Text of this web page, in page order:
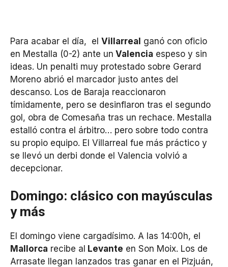
Para acabar el día, el Villarreal ganó con oficio
en Mestalla (0-2) ante un Valencia espeso y sin
ideas. Un penalti muy protestado sobre Gerard
Moreno abrió el marcador justo antes del
descanso. Los de Baraja reaccionaron
tímidamente, pero se desinflaron tras el segundo
gol, obra de Comesaña tras un rechace. Mestalla
estalló contra el árbitro… pero sobre todo contra
su propio equipo. El Villarreal fue más práctico y
se llevó un derbi donde el Valencia volvió a
decepcionar.
Domingo: clásico con mayúsculas
y más
El domingo viene cargadísimo. A las 14:00h, el
Mallorca recibe al Levante en Son Moix. Los de
Arrasate llegan lanzados tras ganar en el Pizjuán,